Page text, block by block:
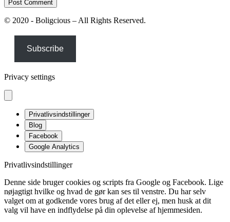
© 2020 - Boligcious – All Rights Reserved.
Subscribe
Privacy settings
Privatlivsindstillinger
Blog
Facebook
Google Analytics
Privatlivsindstillinger
Denne side bruger cookies og scripts fra Google og Facebook. Lige
nøjagtigt hvilke og hvad de gør kan ses til venstre. Du har selv
valget om at godkende vores brug af det eller ej, men husk at dit
valg vil have en indflydelse på din oplevelse af hjemmesiden.